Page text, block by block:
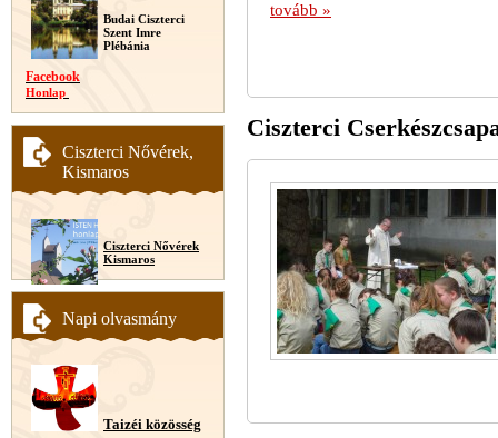
Budai Ciszterci
Szent Imre
Plébánia
Facebook
Honlap
Ciszterci Nővérek,
Kismaros
Ciszterci Nővérek
Kismaros
Napi olvasmány
Taizéi közösség
tovább »
Ciszterci